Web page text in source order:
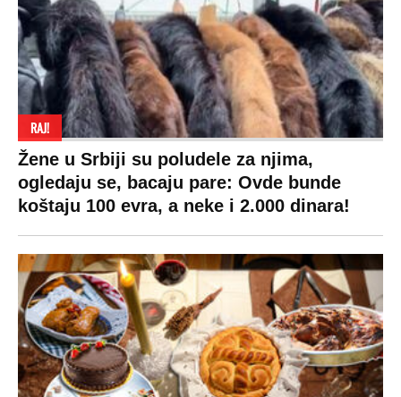
RAJ!
Žene u Srbiji su poludele za njima,
ogledaju se, bacaju pare: Ovde bunde
koštaju 100 evra, a neke i 2.000 dinara!